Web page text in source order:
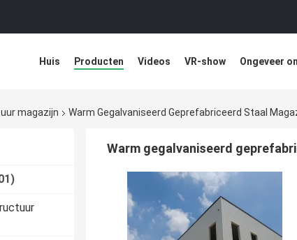
Huis Producten Videos VR-show Ongeveer
magazijn Warm Gegalvaniseerd Geprefabriceerd Staal
Warm gegalvaniseerd